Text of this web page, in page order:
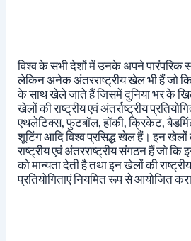
विश्व के सभी देशों में उनके अपने पारंपरिक
लेकिन अनेक अंतरराष्ट्रीय खेल भी हैं जो कि
के साथ खेले जाते हैं जिसमें दुनिया भर के
खेलों की राष्ट्रीय एवं अंतर्राष्ट्रीय
एथलेटिक्स, फुटबॉल, हॉकी, क्रिकेट,
शूटिंग आदि विश्व प्रसिद्ध खेल हैं। इन
राष्ट्रीय एवं अंतरराष्ट्रीय संगठन हैं जो
को मान्यता देती है तथा इन खेलों की
प्रतियोगिताएं नियमित रूप से आयोजित